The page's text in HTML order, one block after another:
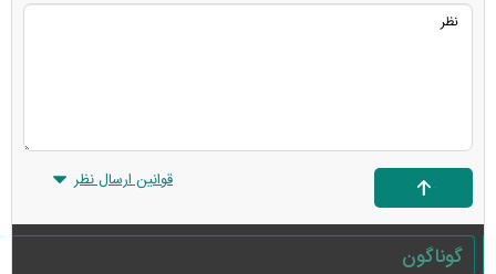
قوانین ارسال نظر
گوناگون